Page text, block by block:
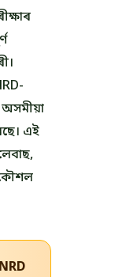
এই
কৌশল